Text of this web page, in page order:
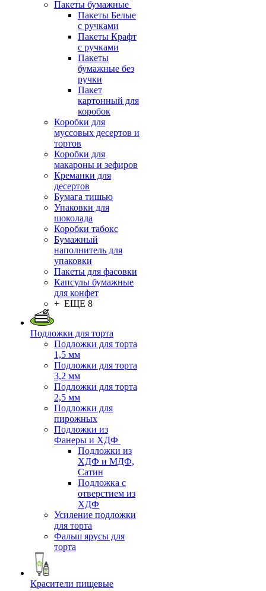
Пакеты бумажные
Пакеты Белые
с ручками
Пакеты Крафт
с ручками
Пакеты
бумажные без
ручки
Пакет
картонный для
коробок
Коробки для
муссовых десертов и
тортов
Коробки для
макароны и зефиров
Креманки для
десертов
Бумага тишью
Упаковки для
шоколада
Коробки табокс
Бумажный
наполнитель для
упаковки
Пакеты для фасовки
Капсулы бумажные
для конфет
+ ЕЩЕ 8
Подложки для торта
Подложки для торта
1,5 мм
Подложки для торта
3,2 мм
Подложки для торта
2,5 мм
Подложки для
пирожных
Подложки из
Фанеры и ХДФ
Подложки из
ХДФ и МДФ,
Сатин
Подложка с
отверстием из
ХДФ
Усиление подложки
для торта
Фальш ярусы для
торта
Красители пищевые